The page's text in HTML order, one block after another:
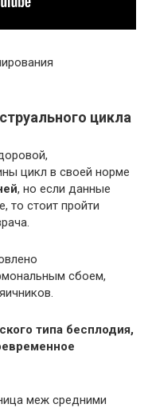
цикла
цикл в своей норме
, но если данные
то стоит пройти
сбоем,
типа бесплодия,
меж средними